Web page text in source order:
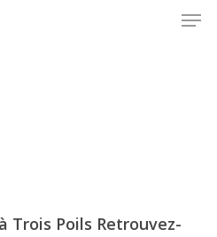
Trois Poils Retrouvez-